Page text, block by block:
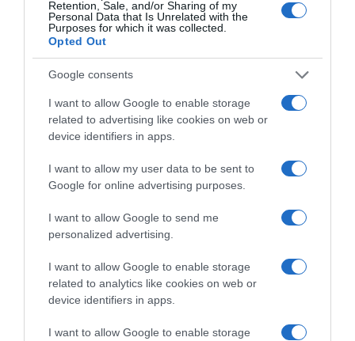
Retention, Sale, and/or Sharing of my
Personal Data that Is Unrelated with the
Purposes for which it was collected.
Opted Out
Google consents
I want to allow Google to enable storage
related to advertising like cookies on web or
device identifiers in apps.
I want to allow my user data to be sent to
Google for online advertising purposes.
I want to allow Google to send me
personalized advertising.
I want to allow Google to enable storage
related to analytics like cookies on web or
device identifiers in apps.
I want to allow Google to enable storage
ΔΙΑΒΆΣΤΕ ΣΤΟ «Π»